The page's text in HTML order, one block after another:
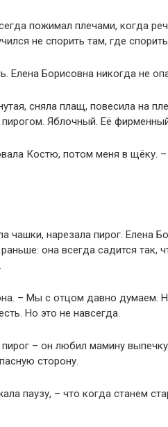
пожимал плечами, когда
не спорить там, где
Елена Борисовна никогда не
сняла плащ, повесила на
пирогом. Яблочный. Её
Костю, потом меня в щёку. –
чашки, нарезала пирог. Елена
она всегда садится
– Мы с отцом давно думаем.
Но это не навсегда.
– он любил мамину
сторону.
паузу, – что когда станем